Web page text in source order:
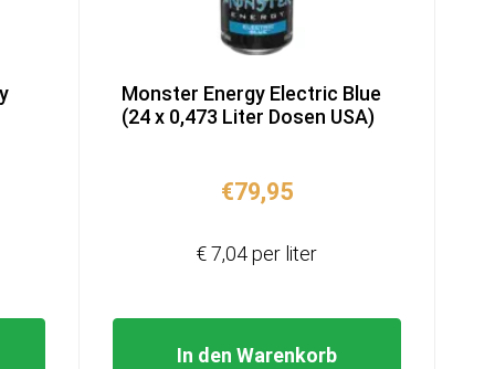
Monster Energy Electric Blue
(24 x 0,473 Liter Dosen USA)
€79,95
In den Warenkorb
€ 7,04 per liter